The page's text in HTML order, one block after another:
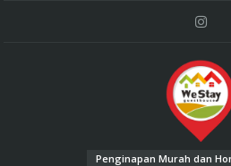
Penginapan Murah dan